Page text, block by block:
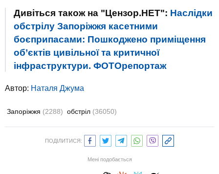
Дивіться також на "Цензор.НЕТ": Наслідки
обстрілу Запоріжжя касетними
боєприпасами: Пошкоджено приміщення
об’єктів цивільної та критичної
інфраструктури. ФОТОрепортаж
Автор: Наталя Джума
Запоріжжя (2288) обстріл (36050)
ПОДІЛИТИСЯ:
Мені подобається